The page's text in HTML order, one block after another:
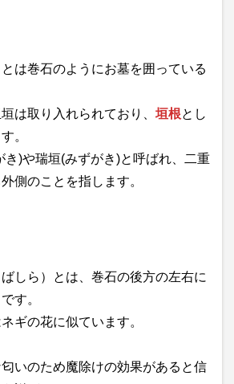
は巻石のようにお墓を囲っている
は取り入れられており、 垣根とし
。
き)や瑞垣(みずがき)と呼ばれ、二重
側のことを指します。
しら）とは、巻石の後方の左右に
す。
ギの花に似ています。
いのため魔除けの効果があると信